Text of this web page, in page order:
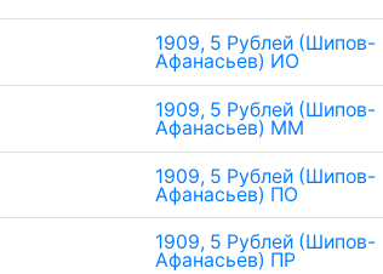
1909, 5 Рублей (Шипов-
Афанасьев) ИО
1909, 5 Рублей (Шипов-
Афанасьев) ММ
1909, 5 Рублей (Шипов-
Афанасьев) ПО
1909, 5 Рублей (Шипов-
Афанасьев) ПР